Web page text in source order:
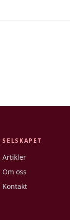
SELSKAPET
Artikler
Om oss
Kontakt